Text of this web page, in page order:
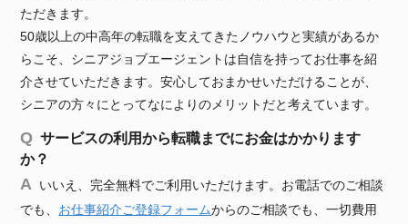
ただきます。
50歳以上の中高年の転職を支えてきたノウハウと実績があるか
らこそ、シニアジョブエージェントは自信を持ってお仕事を紹
介させていただきます。安心しておまかせいただけることが、
シニアの方々にとってなによりのメリットだと考えています。
サービスの利用から転職までにお金はかかります
か？
いいえ、完全無料でご利用いただけます。お電話でのご相談
でも、 お仕事紹介ご登録フォームからのご相談でも、一切費用